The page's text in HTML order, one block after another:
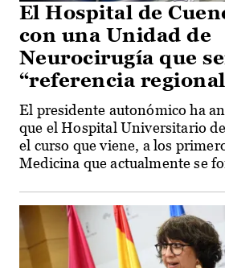
El Hospital de
con una Unidad de
Neurocirugía que
“referencia
El presidente autonómico ha
que el Hospital Universitario de
el curso que viene, a los
Medicina que actualmente se